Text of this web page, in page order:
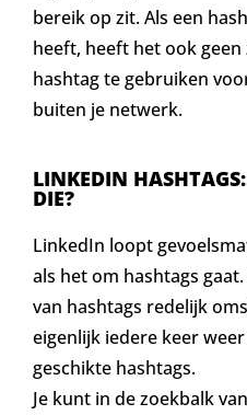
bereik op zit. Als een
heeft, heeft het ook geen
hashtag te gebruiken
buiten je netwerk.
LINKEDIN
DIE?
LinkedIn loopt
als het om hashtags
van hashtags redelijk
eigenlijk iedere keer
geschikte hashtags.
Je kunt in de zoekbalk